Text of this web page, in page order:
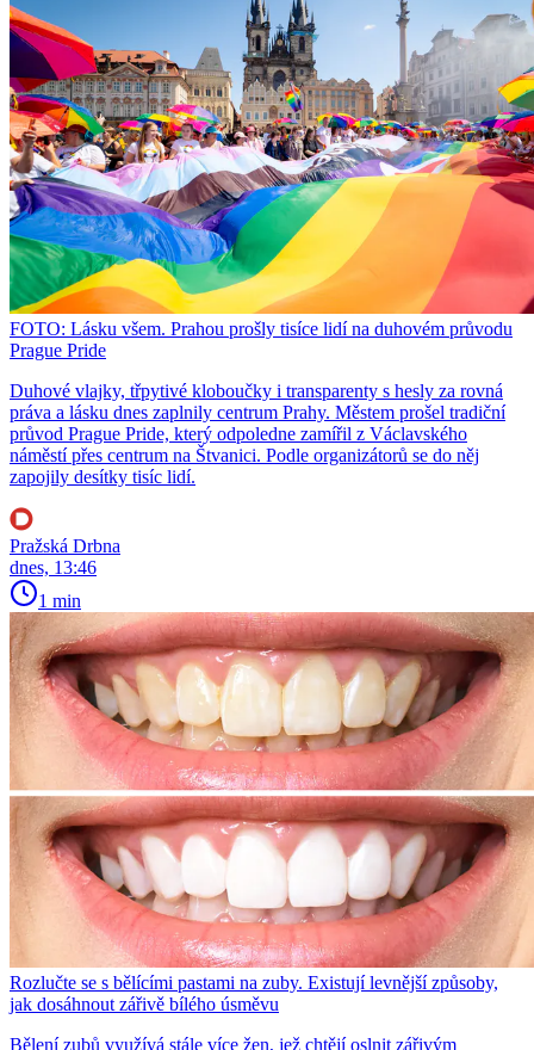
FOTO: Lásku všem. Prahou prošly tisíce lidí na duhovém průvodu
Prague Pride
Duhové vlajky, třpytivé kloboučky i transparenty s hesly za rovná
práva a lásku dnes zaplnily centrum Prahy. Městem prošel tradiční
průvod Prague Pride, který odpoledne zamířil z Václavského
náměstí přes centrum na Štvanici. Podle organizátorů se do něj
zapojily desítky tisíc lidí.
Pražská Drbna
dnes, 13:46
1 min
Rozlučte se s bělícími pastami na zuby. Existují levnější způsoby,
jak dosáhnout zářivě bílého úsměvu
Bělení zubů využívá stále více žen, jež chtějí oslnit zářivým